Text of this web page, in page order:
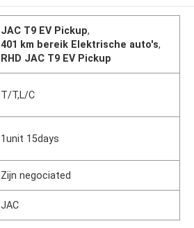
JAC T9 EV Pickup,
401 km bereik Elektrische auto's,
RHD JAC T9 EV Pickup
T/T,L/C
1unit 15days
Zijn negociated
JAC